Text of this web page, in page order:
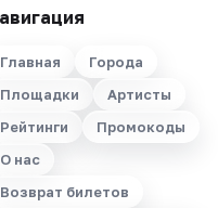
Главная
Города
Площадки
Артисты
Рейтинги
Промокоды
О нас
Возврат билетов